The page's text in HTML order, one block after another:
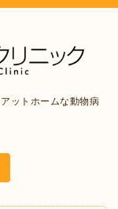
ットホームな動物病